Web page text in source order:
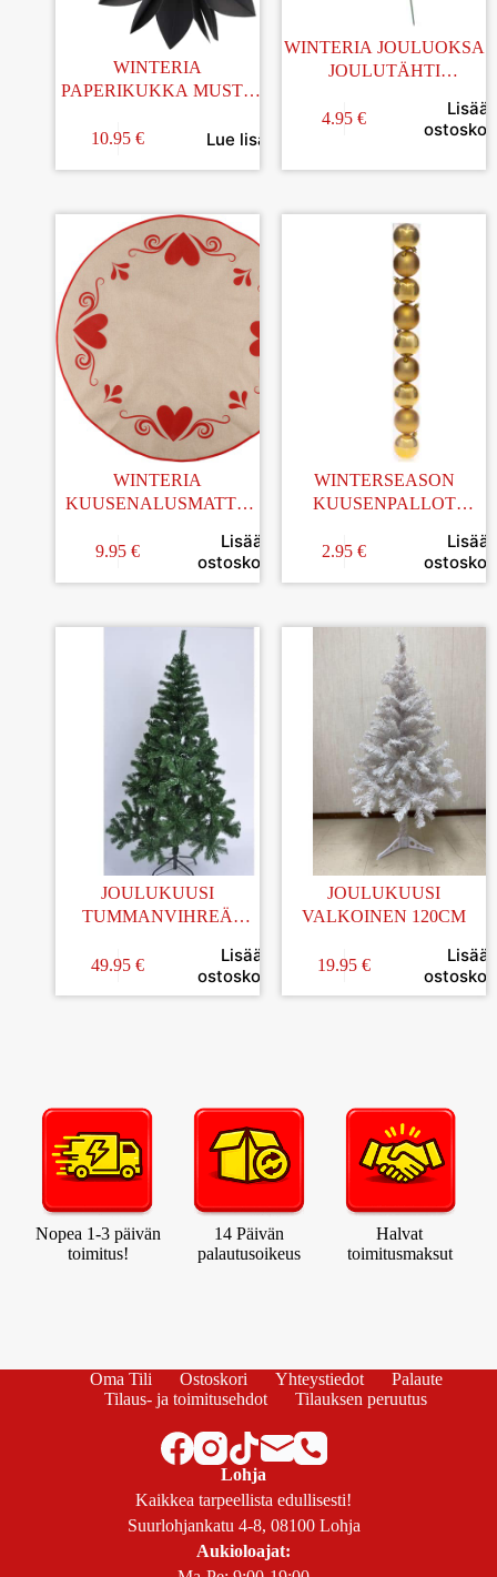
WINTERIA
PAPERIKUKKA MUSTA
10.95 € Lue lisää
WINTERIA JOULUOKSA
JOULUTÄHTI
4.95 €
Lisää
WINTERIA
KUUSENALUSMATTO
9.95 €
Lisää
ostoskoriin
WINTERSEASON
KUUSENPALLOT
2.95 €
Lisää
JOULUKUUSI
TUMMANVIHREÄ
METALLIJALALLA
49.95 €
Lisää
ostoskoriin
JOULUKUUSI
VALKOINEN 120CM
19.95 €
Lisää
Nopea 1-3 päivän
toimitus!
14 Päivän
palautusoikeus
Halvat
toimitusmaksut
Oma Tili Ostoskori Yhteystiedot
Palaute
Tilaus- ja toimitusehdot
Tilauksen peruutus
Lohja
Kaikkea tarpeellista edullisesti!
Suurlohjankatu 4-8, 08100 Lohja
Aukioloajat: